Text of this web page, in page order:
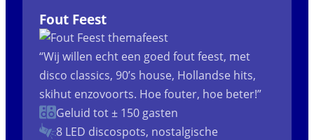
Fout Feest
“Wij willen echt een goed fout feest, met
disco classics, 90’s house, Hollandse hits,
skihut enzovoorts. Hoe fouter, hoe beter!”
Geluid tot ± 150 gasten
8 LED discospots, nostalgische